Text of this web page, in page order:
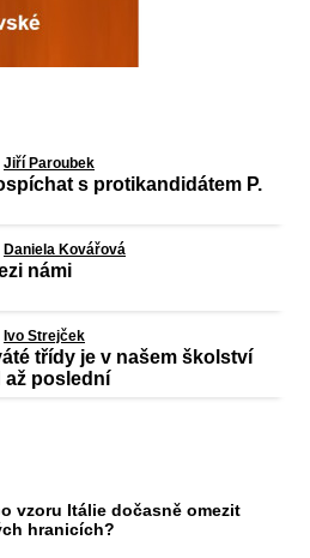
Jiří Paroubek
s protikandidátem P.
Daniela Kovářová
námi
Ivo Strejček
třídy je v našem školství
až poslední
vzoru Itálie dočasně omezit
hranicích?